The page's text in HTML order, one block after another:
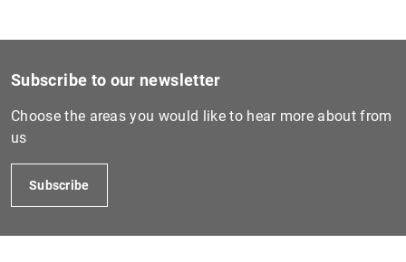
Subscribe to our newsletter
Choose the areas you would like to hear more about from
us
Subscribe